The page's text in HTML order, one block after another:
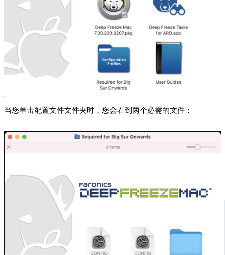
当您单击配置文件文件夹时，您会看到两个必需的文件：